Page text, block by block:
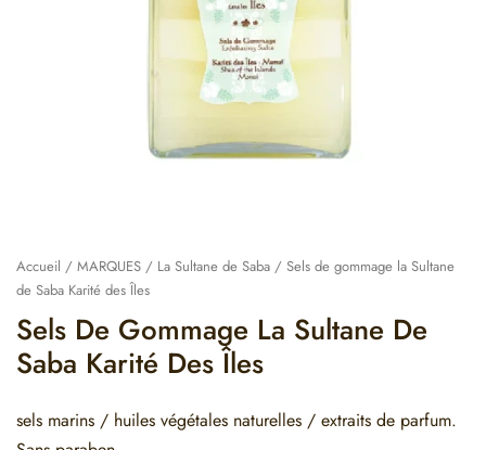
Accueil / MARQUES / La Sultane de Saba / Sels de gommage la Sultane
de Saba Karité des Îles
Sels De Gommage La Sultane De
Saba Karité Des Îles
sels marins / huiles végétales naturelles / extraits de parfum.